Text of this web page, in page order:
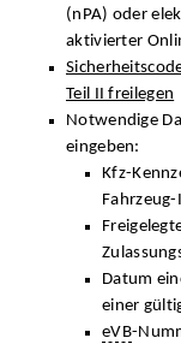
(nPA) oder
aktivierter
Teil II freilegen
Notwendige
eingeben:
Kfz-
Datum
einer
eVB-